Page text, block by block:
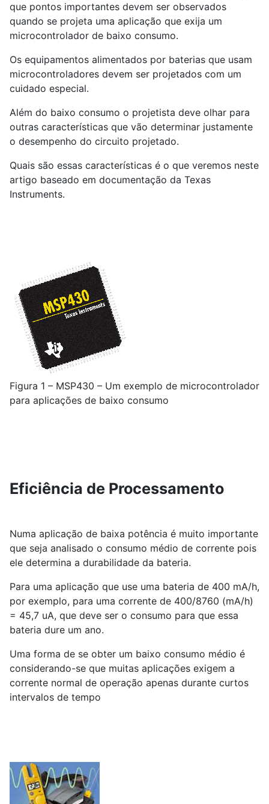
que pontos importantes devem ser observados
quando se projeta uma aplicação que exija um
microcontrolador de baixo consumo.
Os equipamentos alimentados por baterias que usam
microcontroladores devem ser projetados com um
cuidado especial.
Além do baixo consumo o projetista deve olhar para
outras características que vão determinar justamente
o desempenho do circuito projetado.
Quais são essas características é o que veremos neste
artigo baseado em documentação da Texas
Instruments.
Figura 1 – MSP430 – Um exemplo de microcontrolador
para aplicações de baixo consumo
Eficiência de Processamento
Numa aplicação de baixa potência é muito importante
que seja analisado o consumo médio de corrente pois
ele determina a durabilidade da bateria.
Para uma aplicação que use uma bateria de 400 mA/h,
por exemplo, para uma corrente de 400/8760 (mA/h)
= 45,7 uA, que deve ser o consumo para que essa
bateria dure um ano.
Uma forma de se obter um baixo consumo médio é
considerando-se que muitas aplicações exigem a
corrente normal de operação apenas durante curtos
intervalos de tempo